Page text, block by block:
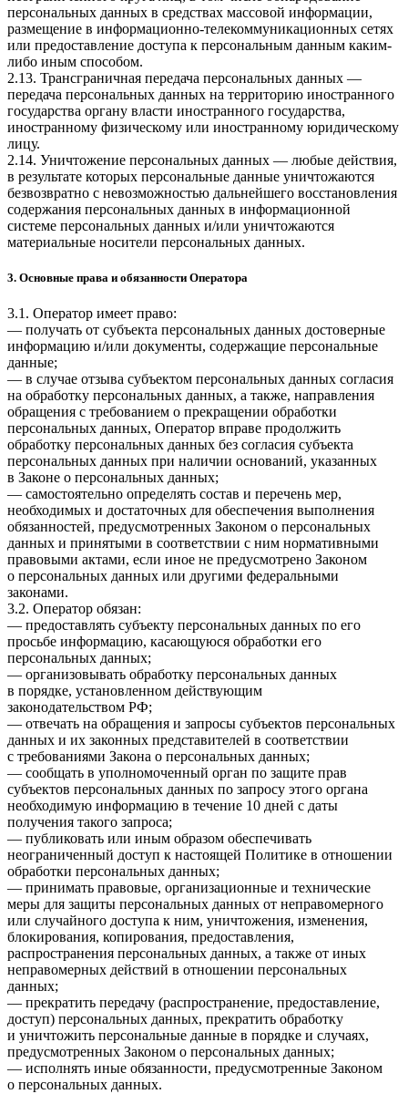
персональных данных в средствах массовой информации,
размещение в информационно-телекоммуникационных сетях
или предоставление доступа к персональным данным каким-
либо иным способом.
2.13. Трансграничная передача персональных данных —
передача персональных данных на территорию иностранного
государства органу власти иностранного государства,
иностранному физическому или иностранному юридическому
лицу.
2.14. Уничтожение персональных данных — любые действия,
в результате которых персональные данные уничтожаются
безвозвратно с невозможностью дальнейшего восстановления
содержания персональных данных в информационной
системе персональных данных и/или уничтожаются
материальные носители персональных данных.
3. Основные права и обязанности Оператора
3.1. Оператор имеет право:
— получать от субъекта персональных данных достоверные
информацию и/или документы, содержащие персональные
данные;
— в случае отзыва субъектом персональных данных согласия
на обработку персональных данных, а также, направления
обращения с требованием о прекращении обработки
персональных данных, Оператор вправе продолжить
обработку персональных данных без согласия субъекта
персональных данных при наличии оснований, указанных
в Законе о персональных данных;
— самостоятельно определять состав и перечень мер,
необходимых и достаточных для обеспечения выполнения
обязанностей, предусмотренных Законом о персональных
данных и принятыми в соответствии с ним нормативными
правовыми актами, если иное не предусмотрено Законом
о персональных данных или другими федеральными
законами.
3.2. Оператор обязан:
— предоставлять субъекту персональных данных по его
просьбе информацию, касающуюся обработки его
персональных данных;
— организовывать обработку персональных данных
в порядке, установленном действующим
законодательством РФ;
— отвечать на обращения и запросы субъектов персональных
данных и их законных представителей в соответствии
с требованиями Закона о персональных данных;
— сообщать в уполномоченный орган по защите прав
субъектов персональных данных по запросу этого органа
необходимую информацию в течение 10 дней с даты
получения такого запроса;
— публиковать или иным образом обеспечивать
неограниченный доступ к настоящей Политике в отношении
обработки персональных данных;
— принимать правовые, организационные и технические
меры для защиты персональных данных от неправомерного
или случайного доступа к ним, уничтожения, изменения,
блокирования, копирования, предоставления,
распространения персональных данных, а также от иных
неправомерных действий в отношении персональных
данных;
— прекратить передачу (распространение, предоставление,
доступ) персональных данных, прекратить обработку
и уничтожить персональные данные в порядке и случаях,
предусмотренных Законом о персональных данных;
— исполнять иные обязанности, предусмотренные Законом
о персональных данных.